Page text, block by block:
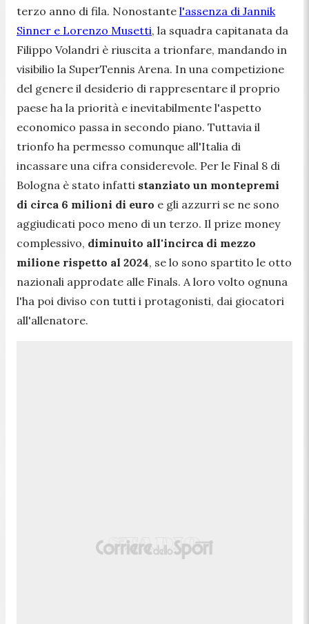
terzo anno di fila. Nonostante l'assenza di Jannik
Sinner e Lorenzo Musetti, la squadra capitanata da
Filippo Volandri è riuscita a trionfare, mandando in
visibilio la SuperTennis Arena. In una competizione
del genere il desiderio di rappresentare il proprio
paese ha la priorità e inevitabilmente l'aspetto
economico passa in secondo piano. Tuttavia il
trionfo ha permesso comunque all'Italia di
incassare una cifra considerevole. Per le Final 8 di
Bologna è stato infatti stanziato un montepremi
di circa 6 milioni di euro e gli azzurri se ne sono
aggiudicati poco meno di un terzo. Il prize money
complessivo, diminuito all'incirca di mezzo
milione rispetto al 2024, se lo sono spartito le otto
nazionali approdate alle Finals. A loro volto ognuna
l'ha poi diviso con tutti i protagonisti, dai giocatori
all'allenatore.